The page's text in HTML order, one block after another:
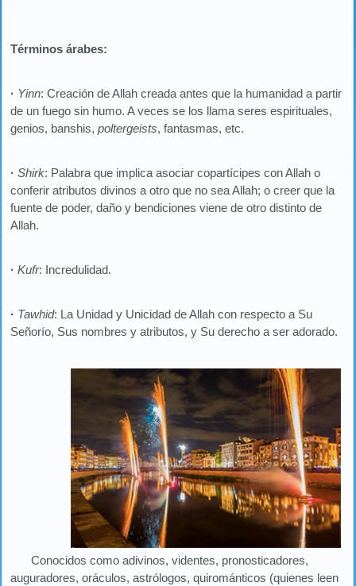
Términos árabes:
· Yinn: Creación de Allah creada antes que la humanidad a partir
de un fuego sin humo. A veces se los llama seres espirituales,
genios, banshis, poltergeists, fantasmas, etc.
· Shirk: Palabra que implica asociar copartícipes con Allah o
conferir atributos divinos a otro que no sea Allah; o creer que la
fuente de poder, daño y bendiciones viene de otro distinto de
Allah.
· Kufr: Incredulidad.
· Tawhid: La Unidad y Unicidad de Allah con respecto a Su
Señorío, Sus nombres y atributos, y Su derecho a ser adorado.
Conocidos como adivinos, videntes, pronosticadores,
auguradores, oráculos, astrólogos, quirománticos (quienes leen